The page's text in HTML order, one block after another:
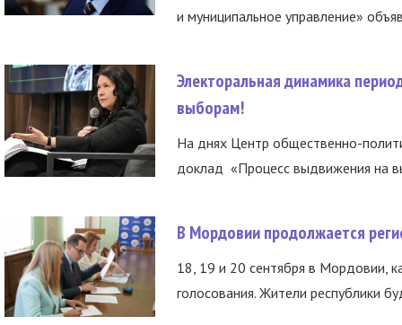
и муниципальное управление»
Электоральная динамика
выборам!
На днях Центр общественно-
доклад «Процесс выдвижения на
В Мордовии продолжается
18, 19 и 20 сентября в Мордовии,
голосования. Жители республики